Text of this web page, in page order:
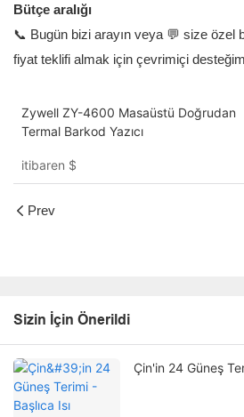
Bütçe aralığı
📞 Bugün bizi arayın veya 💬 size özel
fiyat teklifi almak için çevrimiçi
Zywell ZY-4600 Masaüstü Doğrudan
Termal Barkod Yazıcı
itibaren $
Prev
Sizin İçin Önerildi
Çin'in 24 Güneş